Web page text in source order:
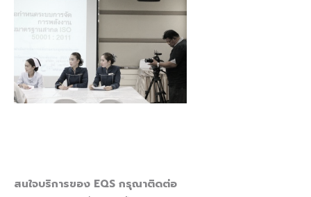
สนใจบริการของ EQS กรุณาติดต่อ